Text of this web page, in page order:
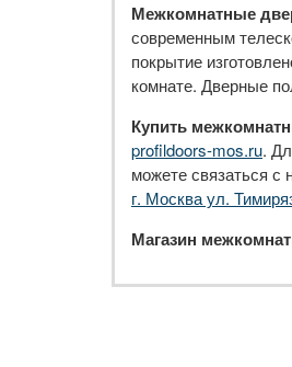
Межкомнатные
современным
покрытие
комнате. Дверные
Купить
profildoors-mos.ru.
можете связаться с
г. Москва ул.
Магазин